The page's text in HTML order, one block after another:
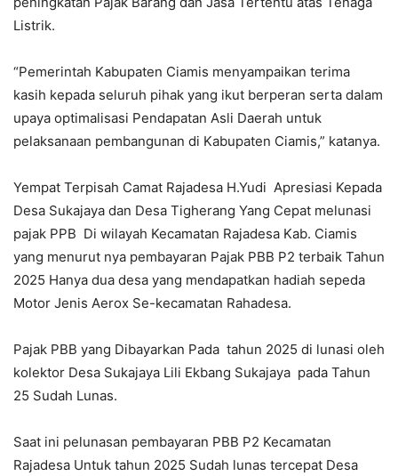
Listrik.
“Pemerintah Kabupaten Ciamis menyampaikan terima
kasih kepada seluruh pihak yang ikut berperan serta dalam
upaya optimalisasi Pendapatan Asli Daerah untuk
pelaksanaan pembangunan di Kabupaten Ciamis,” katanya.
Yempat Terpisah Camat Rajadesa H.Yudi Apresiasi Kepada
Desa Sukajaya dan Desa Tigherang Yang Cepat melunasi
pajak PPB Di wilayah Kecamatan Rajadesa Kab. Ciamis
yang menurut nya pembayaran Pajak PBB P2 terbaik Tahun
2025 Hanya dua desa yang mendapatkan hadiah sepeda
Motor Jenis Aerox Se-kecamatan Rahadesa.
Pajak PBB yang Dibayarkan Pada tahun 2025 di lunasi oleh
kolektor Desa Sukajaya Lili Ekbang Sukajaya pada Tahun
25 Sudah Lunas.
Saat ini pelunasan pembayaran PBB P2 Kecamatan
Rajadesa Untuk tahun 2025 Sudah lunas tercepat Desa